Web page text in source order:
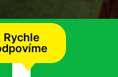
Rychle